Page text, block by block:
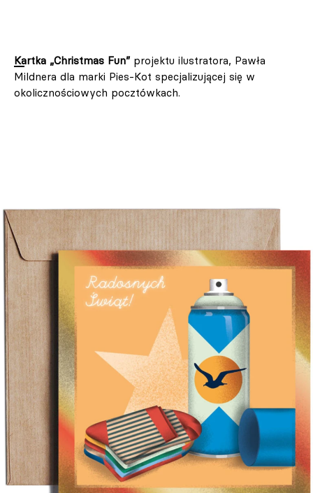
Kartka „Christmas Fun” projektu ilustratora, Pawła
Mildnera dla marki Pies-Kot specjalizującej się w
okolicznościowych pocztówkach.